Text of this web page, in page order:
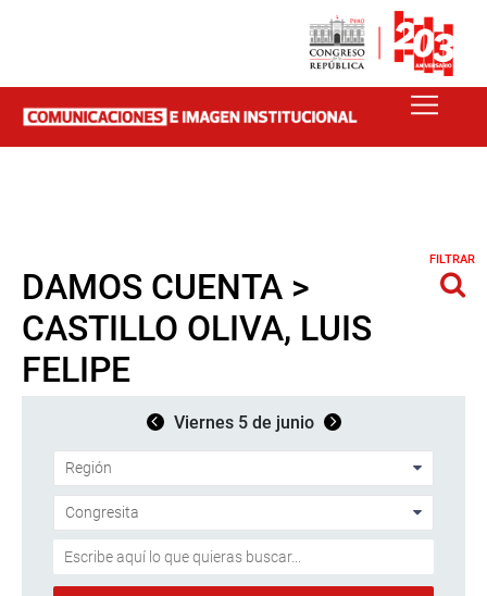
DAMOS CUENTA >
CASTILLO OLIVA, LUIS
FELIPE
FILTRAR
Viernes 5 de junio